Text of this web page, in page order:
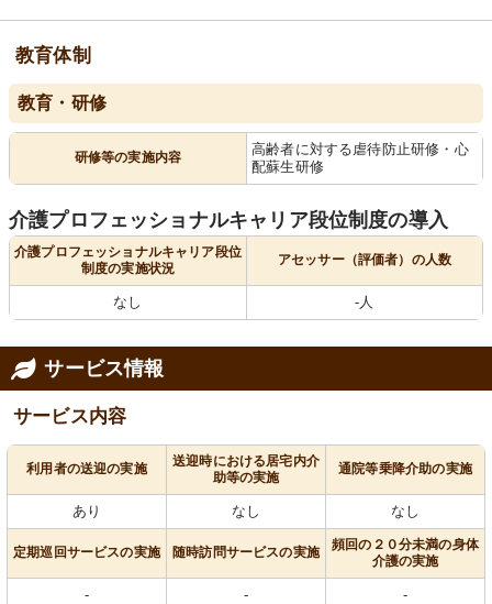
教育体制
教育・研修
研修等の実施内容
高齢者に対する虐待防止研修・心
配蘇生研修
介護プロフェッショナルキャリア段位制度の導入
介護プロフェッショナルキャリア段位
制度の実施状況
アセッサー（評価者）の人数
なし -人
サービス情報
サービス内容
利用者の送迎の実施
送迎時における居宅内介
助等の実施
通院等乗降介助の実施
あり なし なし
定期巡回サービスの実施 随時訪問サービスの実施
頻回の２０分未満の身体
介護の実施
- - -